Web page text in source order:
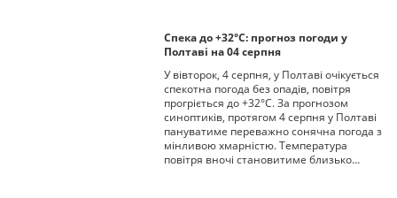
Спека до +32°С: прогноз погоди у
Полтаві на 04 серпня
У вівторок, 4 серпня, у Полтаві очікується
спекотна погода без опадів, повітря
прогріється до +32°С. За прогнозом
синоптиків, протягом 4 серпня у Полтаві
пануватиме переважно сонячна погода з
мінливою хмарністю. Температура
повітря вночі становитиме близько…